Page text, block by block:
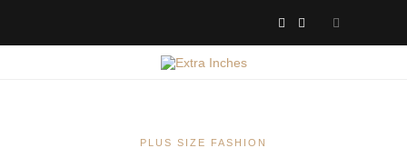
PLUS SIZE FASHION